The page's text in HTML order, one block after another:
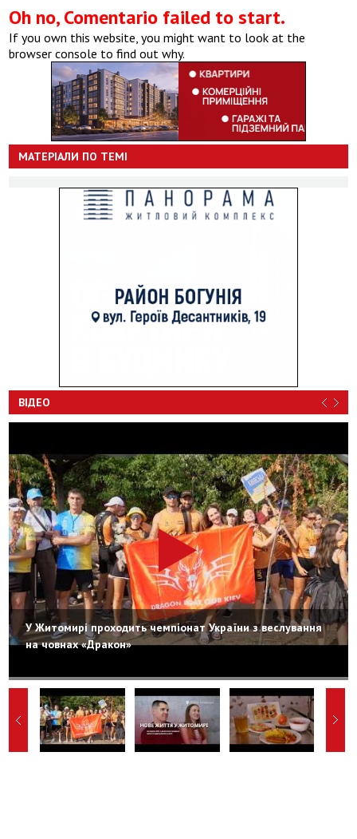
Oh no, Comentario failed to start.
If you own this website, you might want to look at the
browser console to find out why.
МАТЕРІАЛИ ПО ТЕМІ
ВІДЕО
У Житомирі проходить чемпіонат України з веслування
на човнах «Дракон»